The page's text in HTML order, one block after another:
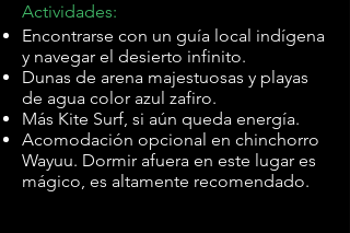
Actividades:
Encontrarse con un guía local indígena
y navegar el desierto infinito.
Dunas de arena majestuosas y playas
de agua color azul zafiro.
Más Kite Surf, si aún queda energía.
Acomodación opcional en chinchorro
Wayuu. Dormir afuera en este lugar es
mágico, es altamente recomendado.